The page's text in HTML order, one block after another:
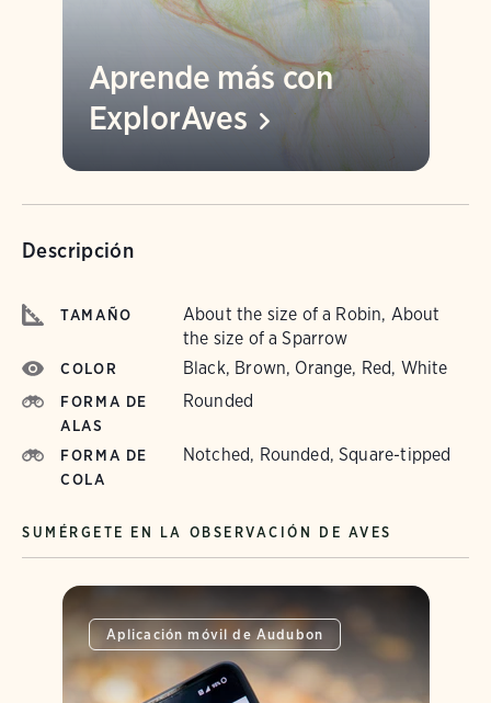
Aprende más con
ExplorAves
Descripción
TAMAÑO
About the size of a Robin, About
the size of a Sparrow
COLOR Black, Brown, Orange, Red, White
FORMA DE
ALAS
Rounded
FORMA DE
COLA
Notched, Rounded, Square-tipped
SUMÉRGETE EN LA OBSERVACIÓN DE AVES
Aplicación móvil de Audubon